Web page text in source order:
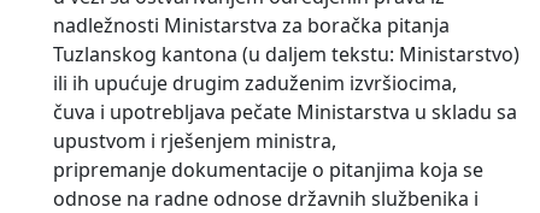
nadležnosti Ministarstva za boračka pitanja
Tuzlanskog kantona (u daljem tekstu: Ministarstvo)
ili ih upućuje drugim zaduženim izvršiocima,
čuva i upotrebljava pečate Ministarstva u skladu sa
upustvom i rješenjem ministra,
pripremanje dokumentacije o pitanjima koja se
odnose na radne odnose državnih službenika i